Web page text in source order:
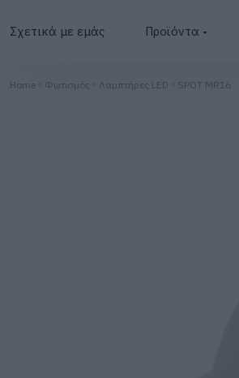
Σχετικά με εμάς Προϊόντα
Φωτοβολταϊκά
Home Φωτισμός Λαμπτήρες LED SPOT MR16